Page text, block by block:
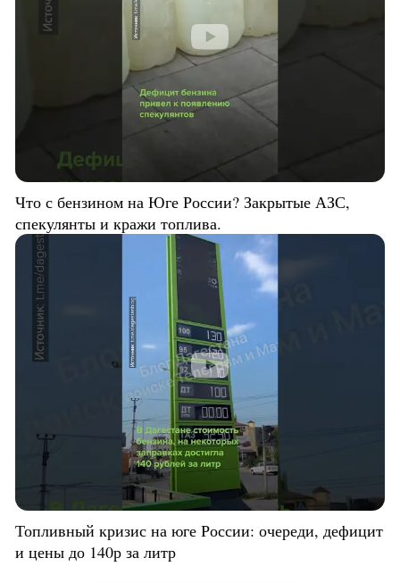
Что с бензином на Юге России? Закрытые АЗС,
спекулянты и кражи топлива.
Топливный кризис на юге России: очереди, дефицит
и цены до 140р за литр